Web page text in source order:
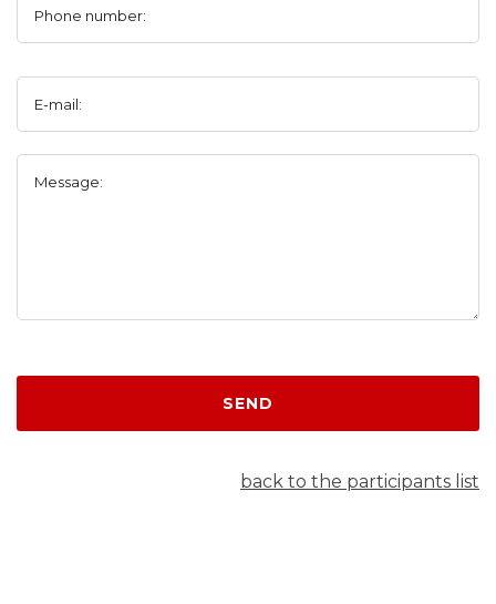
Phone number:
E-mail:
Message:
SEND
back to the participants list